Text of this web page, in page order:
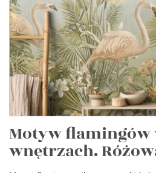
Motyw flamingów
wnętrzach.